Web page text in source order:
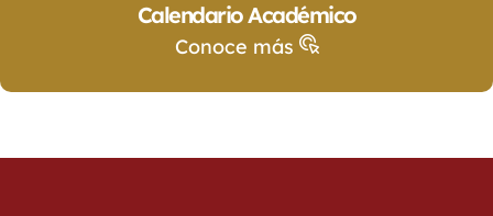
Calendario Académico
Conoce más